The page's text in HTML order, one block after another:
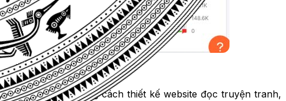
nhiều người. Bằng cách thiết kế website đọc truyện tranh,